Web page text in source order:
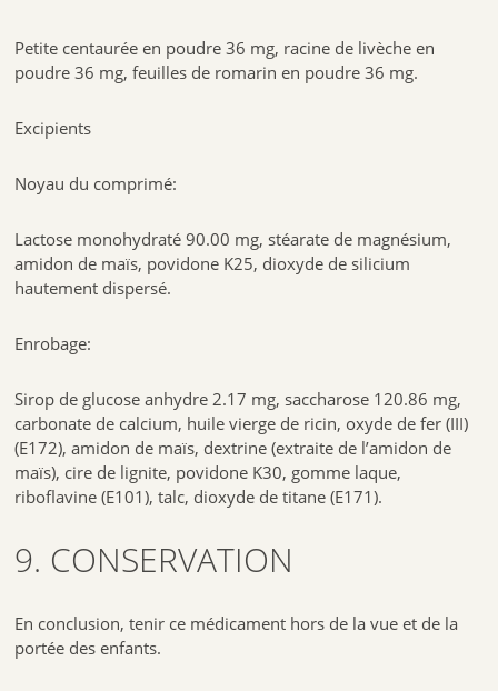
Petite centaurée en poudre 36 mg, racine de livèche en
poudre 36 mg, feuilles de romarin en poudre 36 mg.
Excipients
Noyau du comprimé:
Lactose monohydraté 90.00 mg, stéarate de magnésium,
amidon de maïs, povidone K25, dioxyde de silicium
hautement dispersé.
Enrobage:
Sirop de glucose anhydre 2.17 mg, saccharose 120.86 mg,
carbonate de calcium, huile vierge de ricin, oxyde de fer (III)
(E172), amidon de maïs, dextrine (extraite de l’amidon de
maïs), cire de lignite, povidone K30, gomme laque,
riboflavine (E101), talc, dioxyde de titane (E171).
9. CONSERVATION
En conclusion, tenir ce médicament hors de la vue et de la
portée des enfants.